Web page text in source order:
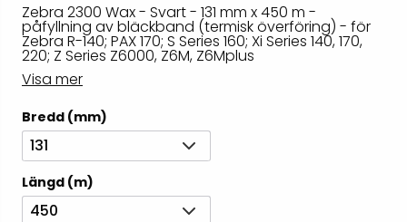
Zebra 2300 Wax - Svart - 131 mm x 450 m -
påfyllning av bläckband (termisk överföring) - för
Zebra R-140; PAX 170; S Series 160; Xi Series 140, 170,
220; Z Series Z6000, Z6M, Z6Mplus
Visa mer
Bredd (mm)
131
Längd (m)
450